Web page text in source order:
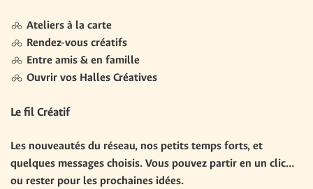
Ateliers à la carte
Rendez-vous créatifs
Entre amis & en famille
Ouvrir vos Halles Créatives
Le fil Créatif
Les nouveautés du réseau, nos petits temps forts, et
quelques messages choisis. Vous pouvez partir en un clic…
ou rester pour les prochaines idées.